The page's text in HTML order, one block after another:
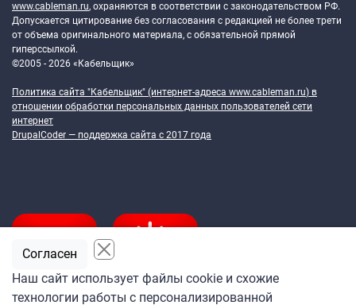
www.cableman.ru, охраняются в соответствии с законодательством РФ.
Допускается цитирование без согласования с редакцией не более трети
от объема оригинального материала, с обязательной прямой
гиперссылкой.
©2005 - 2026 «Кабельщик»
Политика сайта "Кабельщик" (интернет-адреса www.cableman.ru) в
отношении обработки персональных данных пользователей сети
интернет
DrupalCoder — поддержка сайта c 2017 года
Наш сайт использует файлы cookie и схожие
технологии работы с персонализированной
Согласен